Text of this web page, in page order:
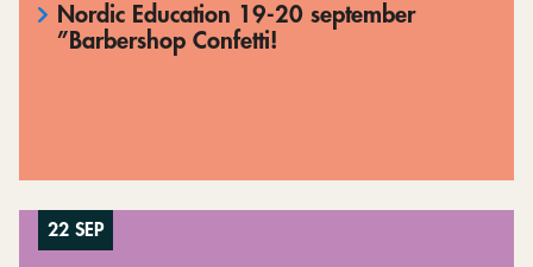
Nordic Education 19-20 september
”Barbershop Confetti!
22 SEP